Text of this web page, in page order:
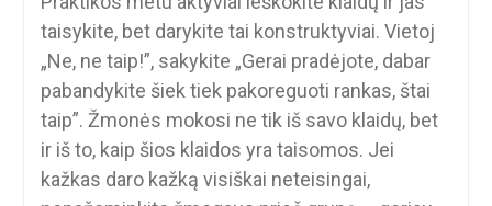
taisykite, bet darykite tai konstruktyviai. Vietoj
„Ne, ne taip!”, sakykite „Gerai pradėjote, dabar
pabandykite šiek tiek pakoreguoti rankas, štai
taip”. Žmonės mokosi ne tik iš savo klaidų, bet
ir iš to, kaip šios klaidos yra taisomos. Jei
kažkas daro kažką visiškai neteisingai,